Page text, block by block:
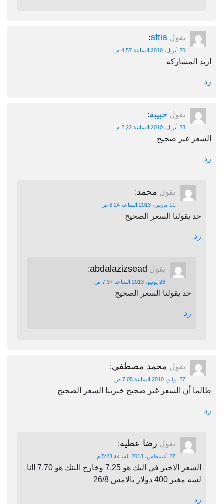
يقول attia
:
يقول حبيبة:
غير صحيح
يقول محمد:
السعر الصحيح
يقول abdalazizsead
:
حد يقولنا السعر الصحيح
يقول محمد مصطفي:
أن السعر غير صحيح خبرينا السعر الصحيح
يقول رضا عطيه:
السعر الاخير في البك هو 7.25 وخارج البنك هو 7.70 اانا
400 دولار بالامس 26/8